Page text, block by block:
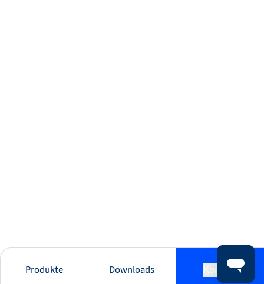
Produkte Downloads Kontakt